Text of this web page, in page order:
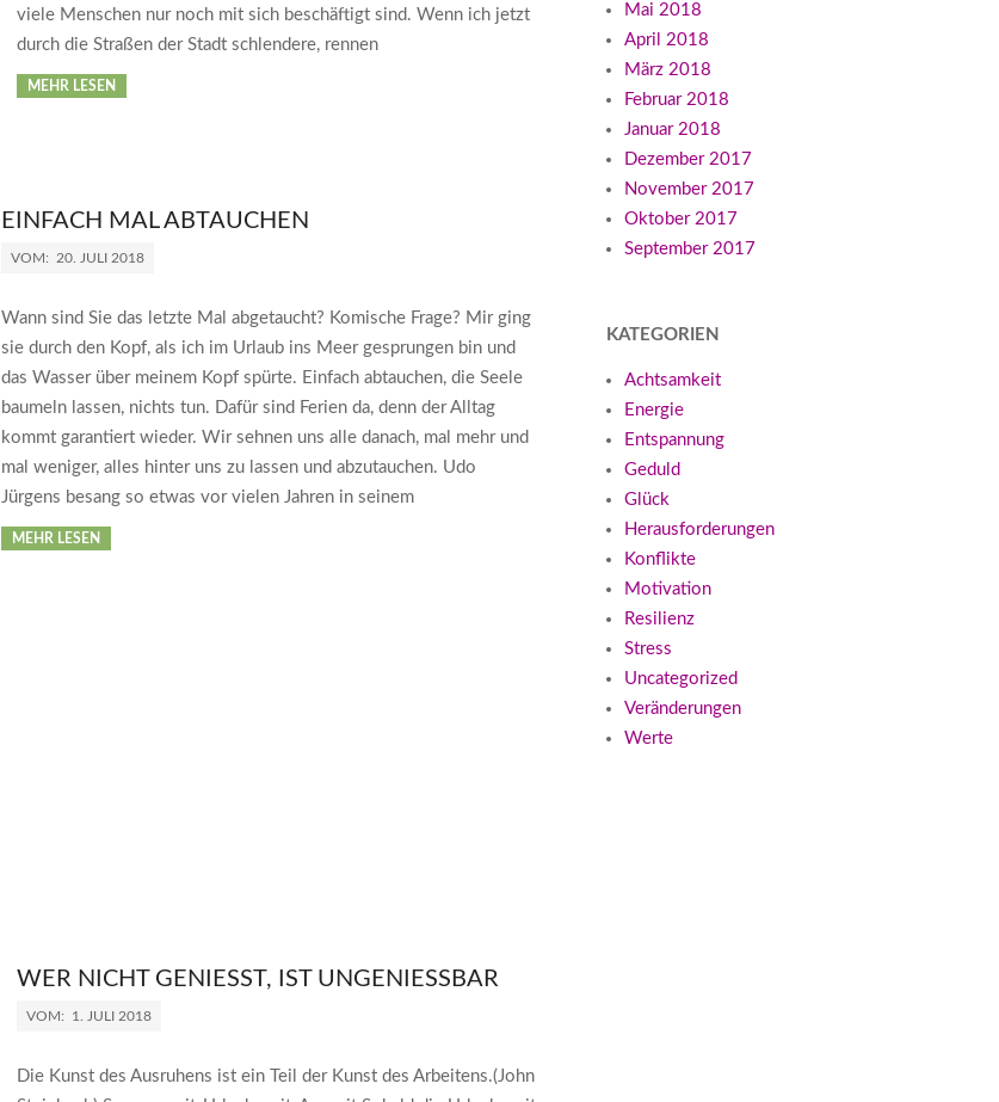
viele Menschen nur noch mit sich beschäftigt sind. Wenn ich jetzt
durch die Straßen der Stadt schlendere, rennen
MEHR LESEN
EINFACH MAL ABTAUCHEN
VOM: 20. JULI 2018
Wann sind Sie das letzte Mal abgetaucht? Komische Frage? Mir ging
sie durch den Kopf, als ich im Urlaub ins Meer gesprungen bin und
das Wasser über meinem Kopf spürte. Einfach abtauchen, die Seele
baumeln lassen, nichts tun. Dafür sind Ferien da, denn der Alltag
kommt garantiert wieder. Wir sehnen uns alle danach, mal mehr und
mal weniger, alles hinter uns zu lassen und abzutauchen. Udo
Jürgens besang so etwas vor vielen Jahren in seinem
MEHR LESEN
WER NICHT GENIESST, IST UNGENIESSBAR
VOM: 1. JULI 2018
Die Kunst des Ausruhens ist ein Teil der Kunst des Arbeitens.(John
Mai 2018
April 2018
März 2018
Februar 2018
Januar 2018
Dezember 2017
November 2017
Oktober 2017
September 2017
KATEGORIEN
Achtsamkeit
Energie
Entspannung
Geduld
Glück
Herausforderungen
Konflikte
Motivation
Resilienz
Stress
Uncategorized
Veränderungen
Werte